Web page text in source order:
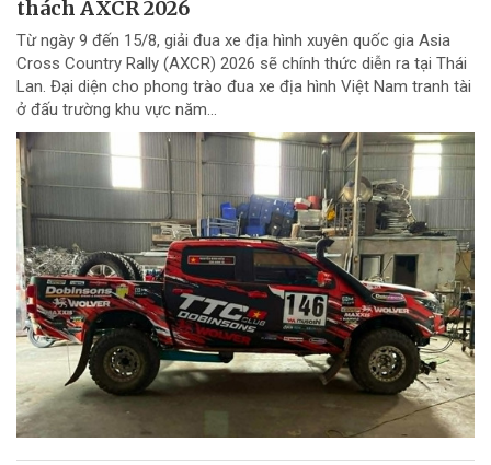
thách AXCR 2026
Từ ngày 9 đến 15/8, giải đua xe địa hình xuyên quốc gia Asia
Cross Country Rally (AXCR) 2026 sẽ chính thức diễn ra tại Thái
Lan. Đại diện cho phong trào đua xe địa hình Việt Nam tranh tài
ở đấu trường khu vực năm...